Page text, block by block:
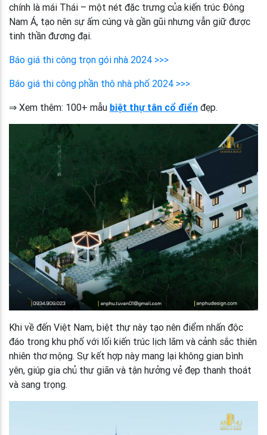
chính là mái Thái – một nét đặc trưng của kiến trúc Đông
Nam Á, tạo nên sự ấm cúng và gần gũi nhưng vẫn giữ được
tinh thần đương đại.
Báo giá thi công trọn gói nhà 2024 >>>
Báo giá thi công phần thô nhà phố 2024 >>>
⇒ Xem thêm: 100+ mẫu biệt thự tân cổ điển đẹp.
Khi về đến Việt Nam, biệt thự này tạo nên điểm nhấn độc
đáo trong khu phố với lối kiến trúc lịch lãm và cảnh sắc thiên
nhiên thơ mộng. Sự kết hợp này mang lại không gian bình
yên, giúp gia chủ thư giãn và tận hưởng vẻ đẹp thanh thoát
và sang trọng.